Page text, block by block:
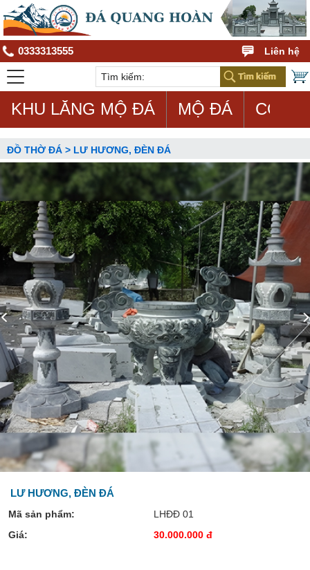
0333313555 Liên hệ
KHU LĂNG MỘ ĐÁ MỘ ĐÁ CON
ĐỒ THỜ ĐÁ > LƯ HƯƠNG, ĐÈN ĐÁ
LƯ HƯƠNG, ĐÈN ĐÁ
Mã sản phẩm:
LHĐĐ 01
Giá:
30.000.000 đ